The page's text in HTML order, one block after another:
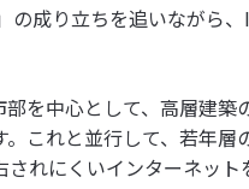
」の成り立ちを追いながら
を中心として、高層建築
これと並行して、若年
れにくいインターネット